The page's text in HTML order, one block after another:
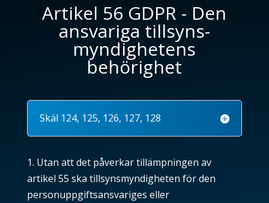
Artikel 56 GDPR - Den
ansvariga tillsyns-
myndighetens
behörighet
Skäl 124, 125, 126, 127, 128
1. Utan att det påverkar tillämpningen av
artikel 55 ska tillsynsmyndigheten för den
personuppgiftsansvariges eller